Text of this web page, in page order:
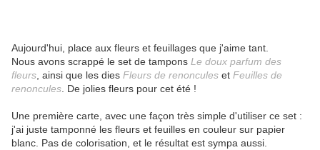
Aujourd'hui, place aux fleurs et feuillages que j'aime tant.
Nous avons scrappé le set de tampons Le doux parfum des
fleurs , ainsi que les dies Fleurs de renoncules et Feuilles de
renoncules . De jolies fleurs pour cet été !
Une première carte, avec une façon très simple d'utiliser ce set :
j'ai juste tamponné les fleurs et feuilles en couleur sur papier
blanc. Pas de colorisation, et le résultat est sympa aussi.